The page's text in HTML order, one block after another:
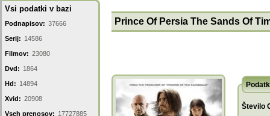
Vsi podatki v bazi
Podnapisov: 37666
Serij: 14586
Filmov: 23080
Dvd: 1864
Hd: 14894
Xvid: 20908
Vseh prenosov: 17727885
Prince Of Persia The Sands Of
Število